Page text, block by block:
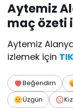
Aytemiz
maç özeti
Aytemiz
izlemek için
Beğendim
Üzgün